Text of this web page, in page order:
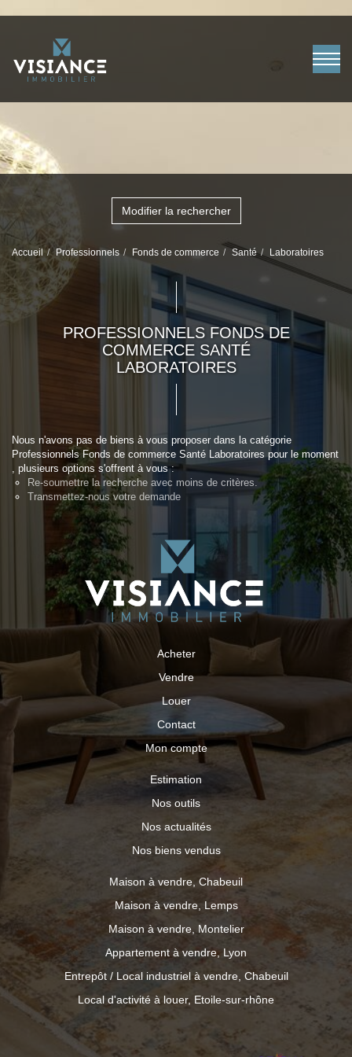
Modifier la rechercher
Accueil Professionnels Fonds de commerce Santé Laboratoires
PROFESSIONNELS FONDS DE
COMMERCE SANTÉ
LABORATOIRES
Nous n'avons pas de biens à vous proposer dans la catégorie
Professionnels Fonds de commerce Santé Laboratoires pour le moment
, plusieurs options s'offrent à vous :
Re-soumettre la recherche avec moins de critères.
Transmettez-nous votre demande
Acheter
Vendre
Louer
Contact
Mon compte
Estimation
Nos outils
Nos actualités
Nos biens vendus
Maison à vendre, Chabeuil
Maison à vendre, Lemps
Maison à vendre, Montelier
Appartement à vendre, Lyon
Entrepôt / Local industriel à vendre, Chabeuil
Local d'activité à louer, Etoile-sur-rhône